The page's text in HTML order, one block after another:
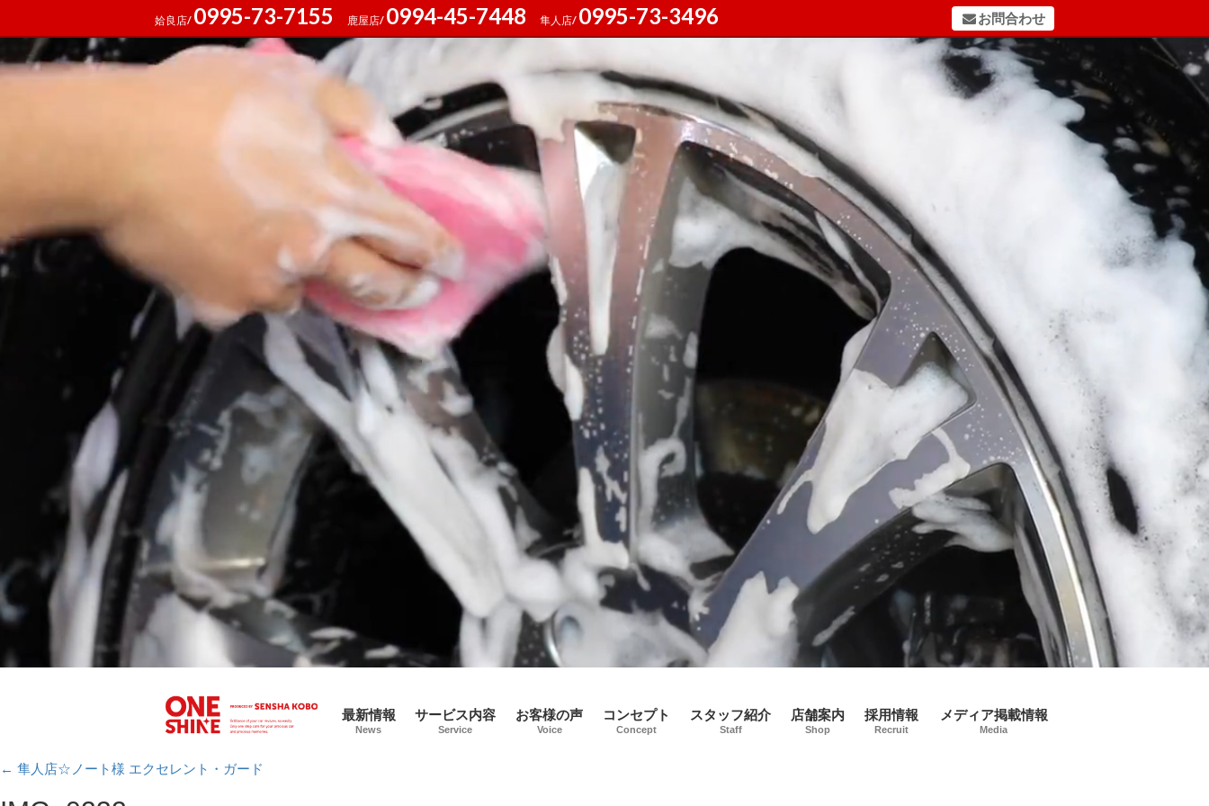
姶良店/ 0995-73-7155 鹿屋店/ 0994-45-7448 隼人店/ 0995-73-3496 お問合わせ
最新情報
News
サービス内容
Service
お客様の声
Voice
コンセプト
Concept
スタッフ紹介
Staff
店舗案内
Shop
採用情報
Recruit
メディア掲載情報
Media
← 隼人店☆ノート様 エクセレント・ガード